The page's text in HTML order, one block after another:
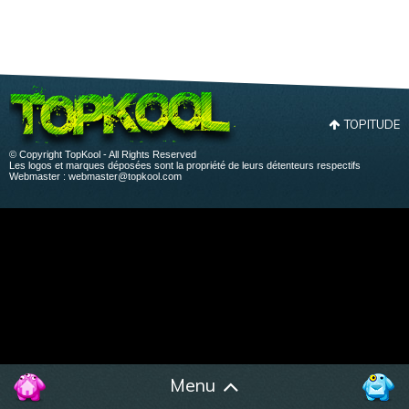
Menu
TOPITUDE
© Copyright TopKool - All Rights Reserved
Les logos et marques déposées sont la propriété de leurs détenteurs respectifs
Webmaster : webmaster@topkool.com